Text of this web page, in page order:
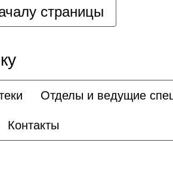
страницы
Отделы и ведущие
Контакты